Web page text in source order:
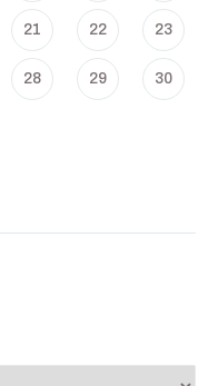
21 22 23
28 29 30